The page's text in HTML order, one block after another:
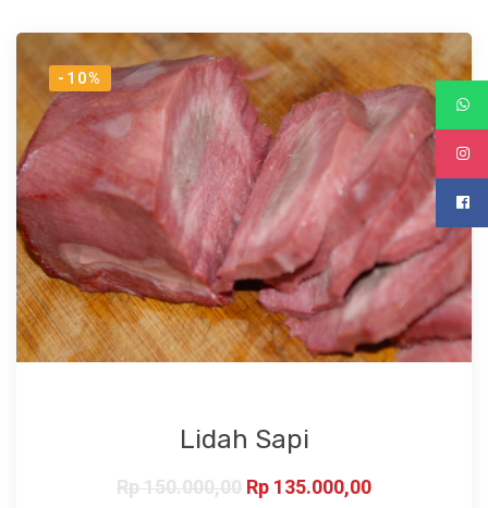
-10%
Lidah Sapi
Rp150.000,00 Rp 135.000,00